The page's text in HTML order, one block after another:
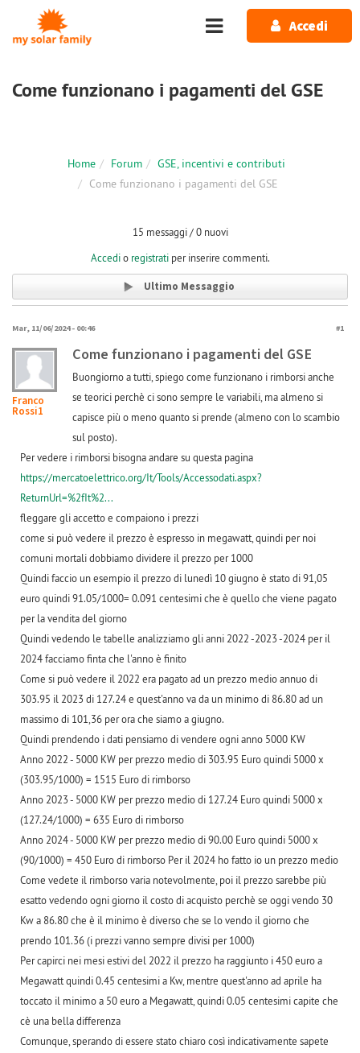
Salta al contenuto principale
Accedi
Come funzionano i pagamenti del GSE
Home Forum
GSE, incentivi e contributi
Come funzionano i pagamenti del GSE
15 messaggi / 0 nuovi
Accedio registratiper inserire commenti.
Ultimo Messaggio
Mar, 11/06/2024 - 00:46 #1
Franco
Rossi1
Come funzionano i pagamenti del GSE
Buongiorno a tutti, spiego come funzionano i rimborsi anche
se teorici perchè ci sono sempre le variabili, ma almeno si
capisce più o meno quanto si prende (almeno con lo scambio
sul posto).
Per vedere i rimborsi bisogna andare su questa pagina
https://mercatoelettrico.org/It/Tools/Accessodati.aspx?
ReturnUrl=%2fIt%2...
fleggare gli accetto e compaiono i prezzi
come si può vedere il prezzo è espresso in megawatt, quindi per noi
comuni mortali dobbiamo dividere il prezzo per 1000
Quindi faccio un esempio il prezzo di lunedì 10 giugno è stato di 91,05
euro quindi 91.05/1000= 0.091 centesimi che è quello che viene pagato
per la vendita del giorno
Quindi vedendo le tabelle analizziamo gli anni 2022 -2023 -2024 per il
2024 facciamo finta che l'anno è finito
Come si può vedere il 2022 era pagato ad un prezzo medio annuo di
303.95 il 2023 di 127.24 e quest'anno va da un minimo di 86.80 ad un
massimo di 101,36 per ora che siamo a giugno.
Quindi prendendo i dati pensiamo di vendere ogni anno 5000 KW
Anno 2022 - 5000 KW per prezzo medio di 303.95 Euro quindi 5000 x
(303.95/1000) = 1515 Euro di rimborso
Anno 2023 - 5000 KW per prezzo medio di 127.24 Euro quindi 5000 x
(127.24/1000) = 635 Euro di rimborso
Anno 2024 - 5000 KW per prezzo medio di 90.00 Euro quindi 5000 x
(90/1000) = 450 Euro di rimborso Per il 2024 ho fatto io un prezzo medio
Come vedete il rimborso varia notevolmente, poi il prezzo sarebbe più
esatto vedendo ogni giorno il costo di acquisto perchè se oggi vendo 30
Kw a 86.80 che è il minimo è diverso che se lo vendo il giorno che
prendo 101.36 (i prezzi vanno sempre divisi per 1000)
Per capirci nei mesi estivi del 2022 il prezzo ha raggiunto i 450 euro a
Megawatt quindi 0.45 centesimi a Kw, mentre quest'anno ad aprile ha
toccato il minimo a 50 euro a Megawatt, quindi 0.05 centesimi capite che
cè una bella differenza
Comunque, sperando di essere stato chiaro così indicativamente sapete